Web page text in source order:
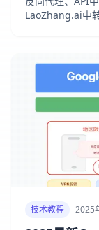
LaoZhang.ai中
技术教程 2025